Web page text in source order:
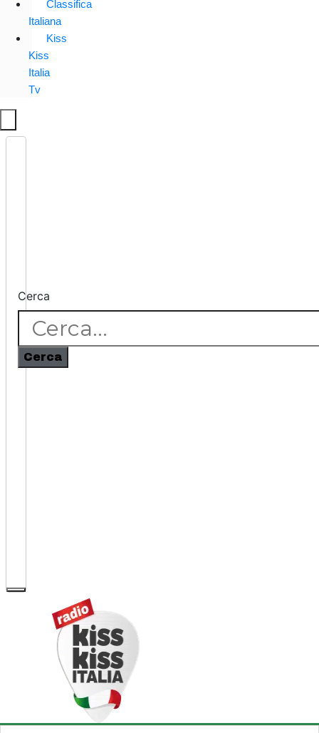
Classifica
Italiana
Kiss
Kiss
Italia
Tv
Cerca
Cerca